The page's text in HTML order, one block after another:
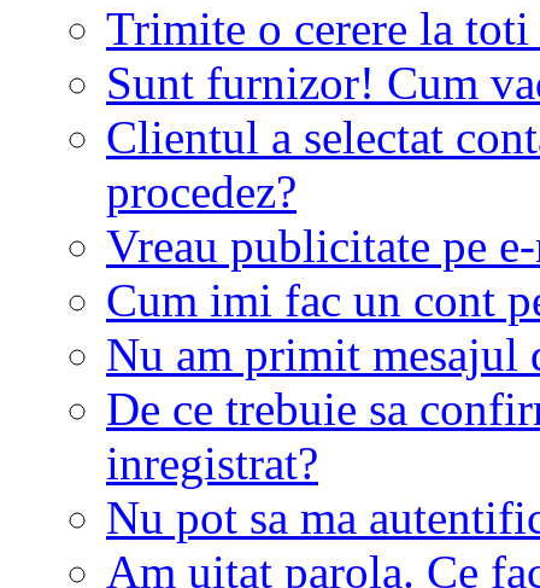
Trimite o cerere la
Sunt furnizor! Cum
Clientul a selectat
procedez?
Vreau publicitate pe
Cum imi fac un cont
Nu am primit mesajul
De ce trebuie sa
inregistrat?
Nu pot sa ma
Am uitat parola. Ce